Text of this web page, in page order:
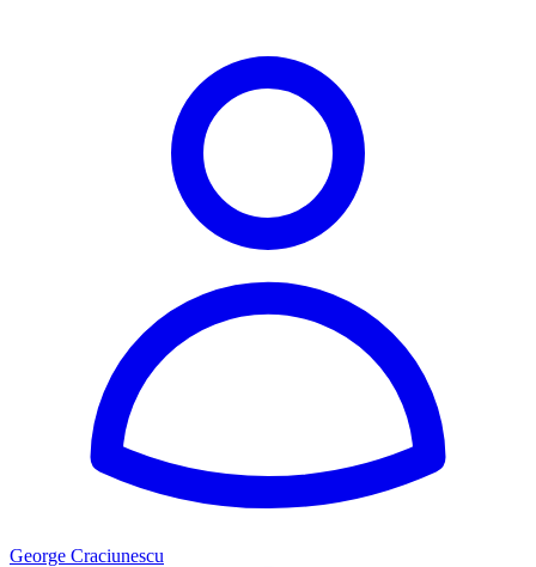
George Craciunescu